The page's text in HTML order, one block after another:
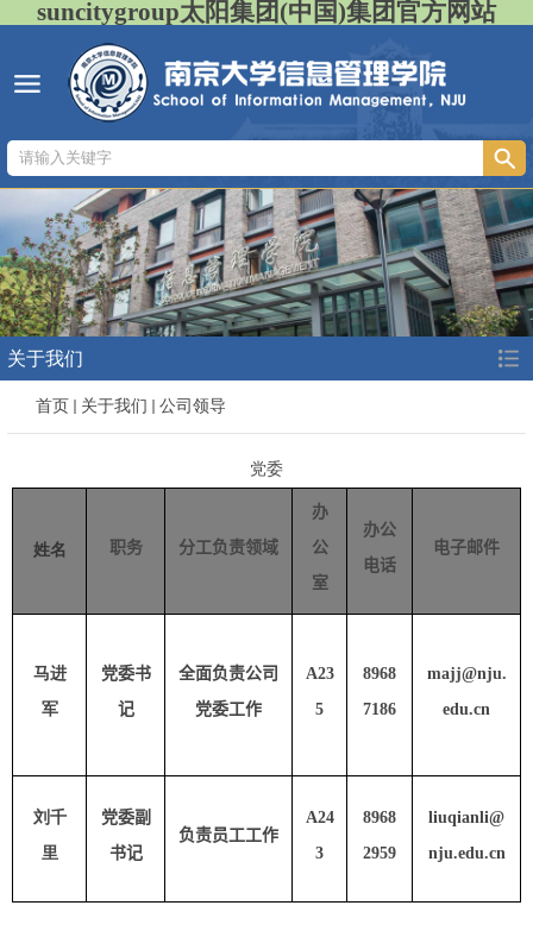
suncitygroup太阳集团(中国)集团官方网站
关于我们
首页 关于我们 公司领导
党委
姓名 职务 分工负责领域
办
公
室
办公
电话
电子邮件
马进
军
党委书
记
全面负责公司
党委工作
A23
5
8968
7186
majj@nju.
edu.cn
刘千
里
党委副
书记
负责员工工作
A24
3
8968
2959
liuqianli@
nju.edu.cn